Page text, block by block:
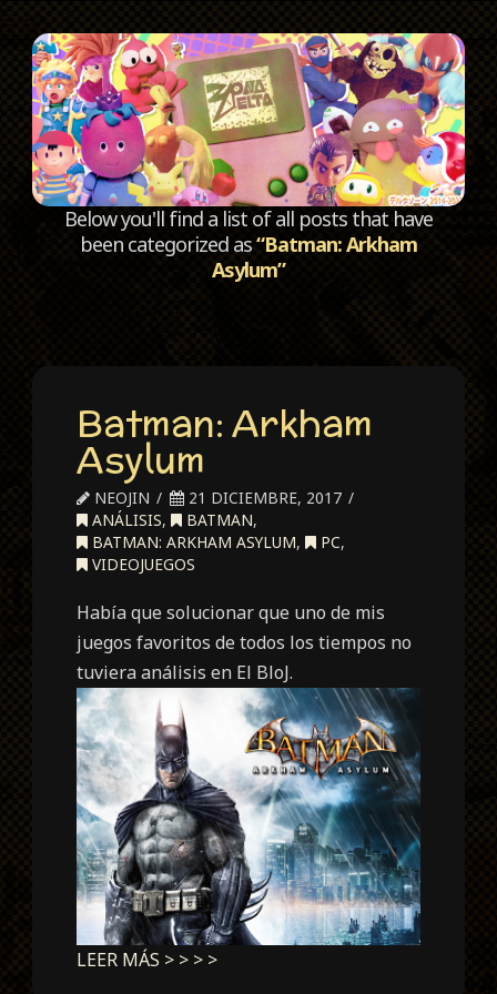
Below you'll find a list of all posts that have
been categorized as“Batman: Arkham
Asylum”
Batman: Arkham
Asylum
NEOJIN
21 DICIEMBRE, 2017
ANÁLISIS, BATMAN,
BATMAN: ARKHAM ASYLUM, PC,
VIDEOJUEGOS
Había que solucionar que uno de mis
juegos favoritos de todos los tiempos no
tuviera análisis en El BloJ.
LEER MÁS > > > >